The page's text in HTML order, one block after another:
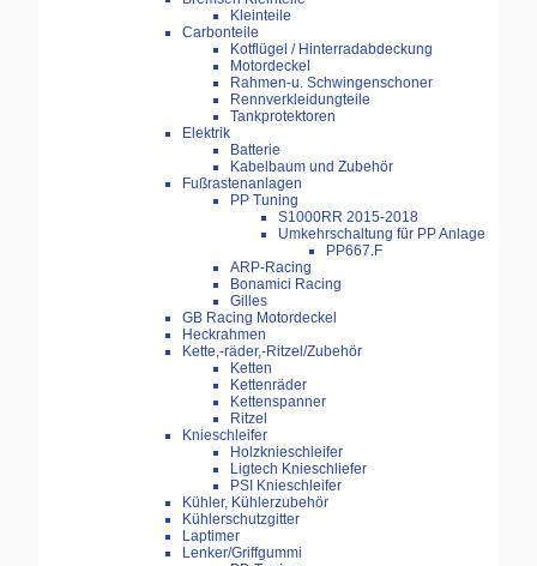
Kleinteile
Carbonteile
Kotflügel / Hinterradabdeckung
Motordeckel
Rahmen-u. Schwingenschoner
Rennverkleidungteile
Tankprotektoren
Elektrik
Batterie
Kabelbaum und Zubehör
Fußrastenanlagen
PP Tuning
S1000RR 2015-2018
Umkehrschaltung für PP Anlage
PP667.F
ARP-Racing
Bonamici Racing
Gilles
GB Racing Motordeckel
Heckrahmen
Kette,-räder,-Ritzel/Zubehör
Ketten
Kettenräder
Kettenspanner
Ritzel
Knieschleifer
Holzknieschleifer
Ligtech Knieschliefer
PSI Knieschleifer
Kühler, Kühlerzubehör
Kühlerschutzgitter
Laptimer
Lenker/Griffgummi